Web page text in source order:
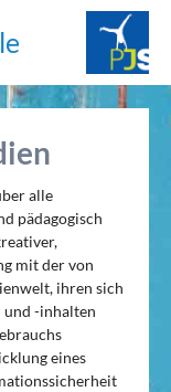
alle
pädagogisch
mit der von
ihren sich
und -inhalten
eines